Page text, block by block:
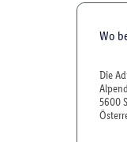
Wo
Die
5600